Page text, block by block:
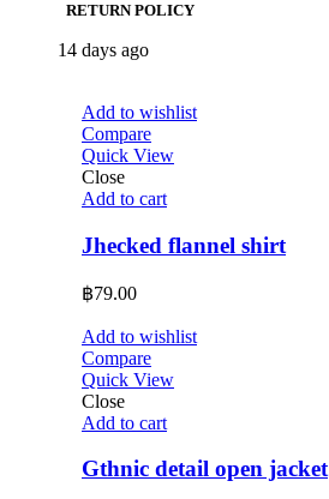
RETURN POLICY
14 days ago
Add to wishlist
Compare
Quick View
Close
Add to cart
Jhecked flannel shirt
฿79.00
Add to wishlist
Compare
Quick View
Close
Add to cart
Gthnic detail open jacket